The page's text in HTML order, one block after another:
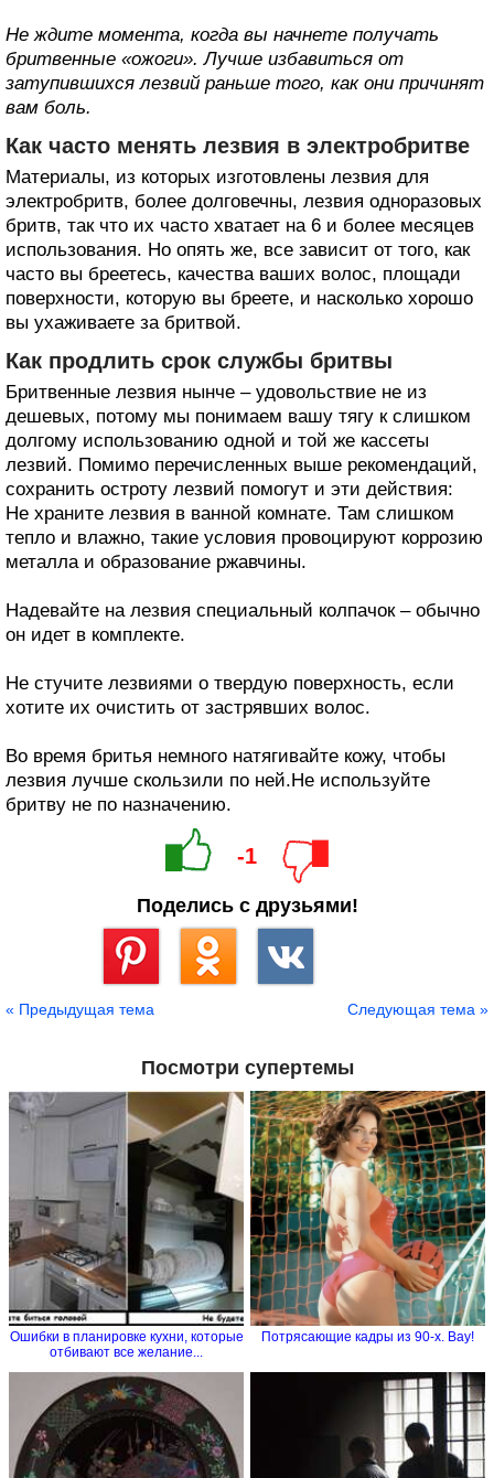
Не ждите момента, когда вы начнете получать
бритвенные «ожоги». Лучше избавиться от
затупившихся лезвий раньше того, как они причинят
вам боль.
Как часто менять лезвия в электробритве
Материалы, из которых изготовлены лезвия для
электробритв, более долговечны, лезвия одноразовых
бритв, так что их часто хватает на 6 и более месяцев
использования. Но опять же, все зависит от того, как
часто вы бреетесь, качества ваших волос, площади
поверхности, которую вы бреете, и насколько хорошо
вы ухаживаете за бритвой.
Как продлить срок службы бритвы
Бритвенные лезвия нынче – удовольствие не из
дешевых, потому мы понимаем вашу тягу к слишком
долгому использованию одной и той же кассеты
лезвий. Помимо перечисленных выше рекомендаций,
сохранить остроту лезвий помогут и эти действия:
Не храните лезвия в ванной комнате. Там слишком
тепло и влажно, такие условия провоцируют коррозию
металла и образование ржавчины.
Надевайте на лезвия специальный колпачок – обычно
он идет в комплекте.
Не стучите лезвиями о твердую поверхность, если
хотите их очистить от застрявших волос.
Во время бритья немного натягивайте кожу, чтобы
лезвия лучше скользили по ней.Не используйте
бритву не по назначению.
-1
Поделись с друзьями!
« Предыдущая тема Следующая тема »
Посмотри супертемы
Ошибки в планировке кухни, которые
отбивают все желание...
Потрясающие кадры из 90-х. Вау!